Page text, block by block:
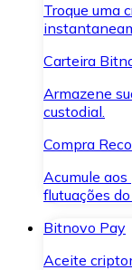
Troque uma
Carteira
Armazene
custodial.
Compra
Acumule aos
flutuações
Bitnovo Pay
Aceite